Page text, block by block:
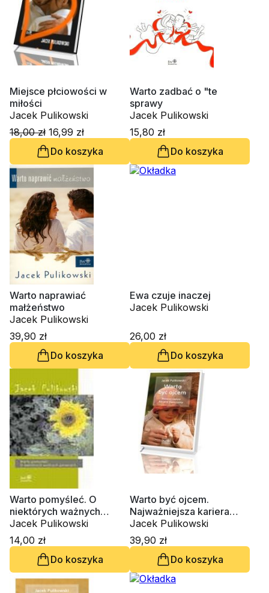
Miejsce płciowości w
miłości
Jacek Pulikowski
18,00 zł 16,99 zł
Do koszyka
Warto zadbać o "te
sprawy
Jacek Pulikowski
15,80 zł
Do koszyka
Warto naprawiać
małżeństwo
Jacek Pulikowski
39,90 zł
Do koszyka
Ewa czuje inaczej
Jacek Pulikowski
26,00 zł
Do koszyka
Warto pomyśleć. O
niektórych ważnych
sprawach
Jacek Pulikowski
14,00 zł
Do koszyka
Warto być ojcem.
Najważniejsza kariera
mężczyzny
Jacek Pulikowski
39,90 zł
Do koszyka